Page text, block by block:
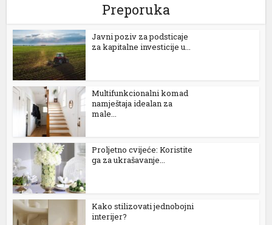
Preporuka
Јavni poziv za podsticaje
za kapitalne investicije u...
Multifunkcionalni komad
namještaja idealan za
male...
Proljetno cvijeće: Koristite
ga za ukrašavanje...
Kako stilizovati jednobojni
interijer?